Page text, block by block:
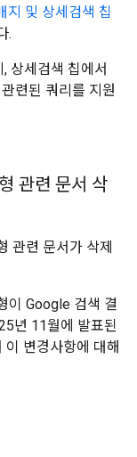
지 및 상세검색 칩
.
상세검색 칩에서
련된 쿼리를 지원
관련 문서 삭
관련 문서가 삭제
이 Google 검색 결
년 11월에 발표된
이 변경사항에 대해